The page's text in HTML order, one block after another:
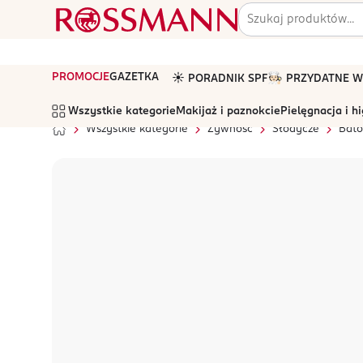
PROMOCJEGAZETKA ☀️ PORADNIK SPF🧑🏻‍🍳 PRZYDATNE
Wszystkie kategorie Makijaż i paznokcie Pielęgnacja i
Wszystkie kategorie
Żywność Słodycze